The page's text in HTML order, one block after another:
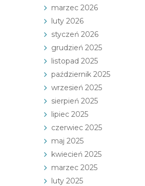
marzec 2026
luty 2026
styczeń 2026
grudzień 2025
listopad 2025
październik 2025
wrzesień 2025
sierpień 2025
lipiec 2025
czerwiec 2025
maj 2025
kwiecień 2025
marzec 2025
luty 2025